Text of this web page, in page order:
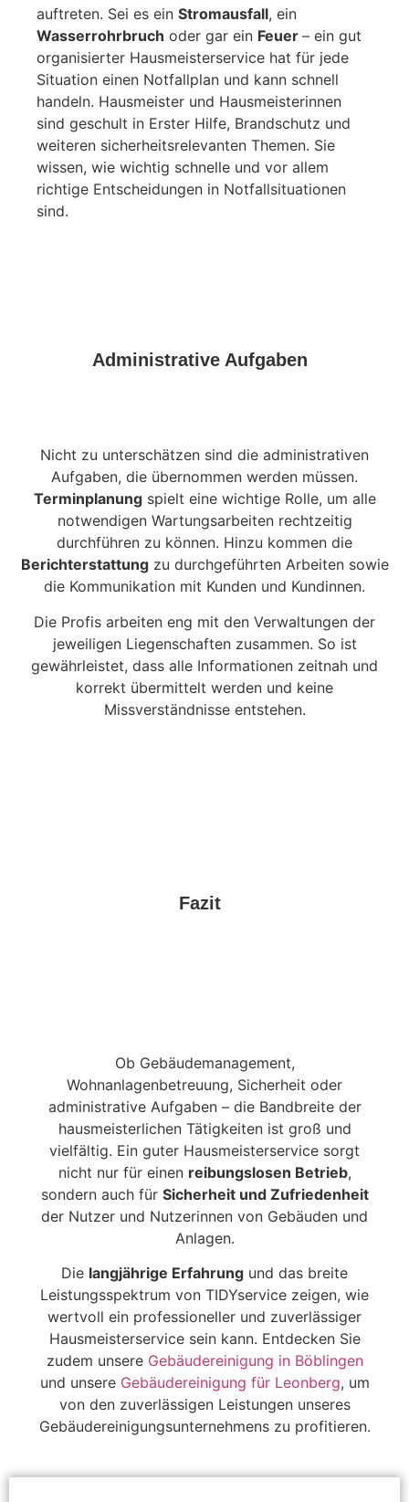
auftreten. Sei es ein Stromausfall, ein
Wasserrohrbruch oder gar ein Feuer – ein gut
organisierter Hausmeisterservice hat für jede
Situation einen Notfallplan und kann schnell
handeln. Hausmeister und Hausmeisterinnen
sind geschult in Erster Hilfe, Brandschutz und
weiteren sicherheitsrelevanten Themen. Sie
wissen, wie wichtig schnelle und vor allem
richtige Entscheidungen in Notfallsituationen
sind.
Administrative Aufgaben
Nicht zu unterschätzen sind die administrativen
Aufgaben, die übernommen werden müssen.
Terminplanungspielt eine wichtige Rolle, um alle
notwendigen Wartungsarbeiten rechtzeitig
durchführen zu können. Hinzu kommen die
Berichterstattungzu durchgeführten Arbeiten sowie
die Kommunikation mit Kunden und Kundinnen.
Die Profis arbeiten eng mit den Verwaltungen der
jeweiligen Liegenschaften zusammen. So ist
gewährleistet, dass alle Informationen zeitnah und
korrekt übermittelt werden und keine
Missverständnisse entstehen.
Fazit
Ob Gebäudemanagement,
Wohnanlagenbetreuung, Sicherheit oder
administrative Aufgaben – die Bandbreite der
hausmeisterlichen Tätigkeiten ist groß und
vielfältig. Ein guter Hausmeisterservice sorgt
nicht nur für einen reibungslosen Betrieb,
sondern auch für Sicherheit und Zufriedenheit
der Nutzer und Nutzerinnen von Gebäuden und
Anlagen.
Die langjährige Erfahrung und das breite
Leistungsspektrum von TIDYservice zeigen, wie
wertvoll ein professioneller und zuverlässiger
Hausmeisterservice sein kann. Entdecken Sie
zudem unsere Gebäudereinigung in Böblingen
und unsere Gebäudereinigung für Leonberg, um
von den zuverlässigen Leistungen unseres
Gebäudereinigungsunternehmens zu profitieren.